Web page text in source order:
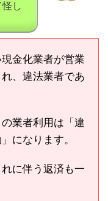
し
金化業者が営業
、違法業者であ
業者利用は「違
になります。
に伴う返済も一